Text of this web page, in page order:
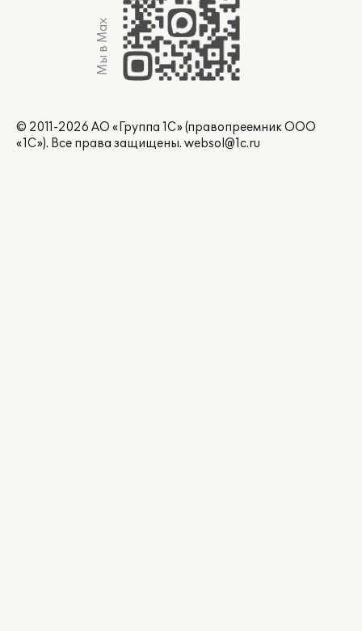
Мы в Max
© 2011-2026 АО «Группа 1С» (правопреемник ООО
«1С»). Все права защищены. websol@1c.ru